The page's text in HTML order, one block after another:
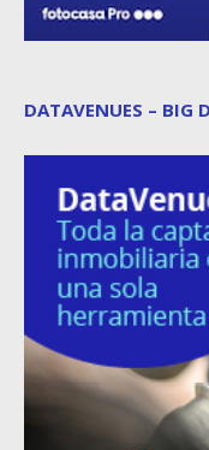
DATAVENUES – BIG